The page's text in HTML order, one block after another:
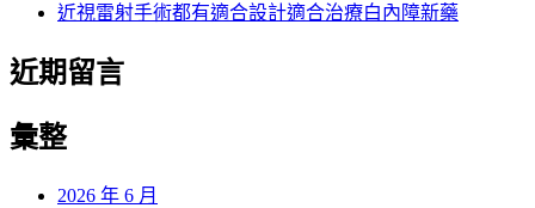
近視雷射手術都有適合設計適合治療白內障新藥
近期留言
彙整
2026 年 6 月